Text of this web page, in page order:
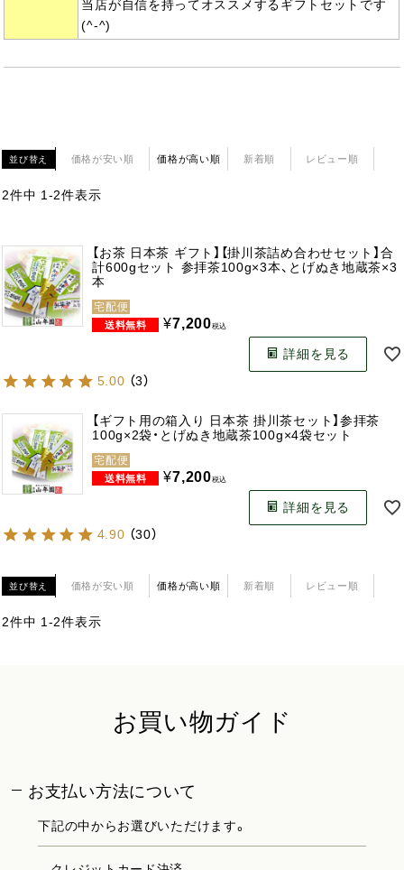
当店が自信を持ってオススメするギフトセットです
(^-^)
並び替え 価格が安い順 価格が高い順 新着順 レビュー順
2件中 1 -2件表示
【お茶 日本茶 ギフト】【掛川茶詰め合わせセット】合
計600gセット 参拝茶100g×3本、とげぬき地蔵茶×3
本
宅配便
¥7,200税込
詳細を見る
5.00 （3）
【ギフト用の箱入り 日本茶 掛川茶セット】参拝茶
100g×2袋・とげぬき地蔵茶100g×4袋セット
宅配便
¥7,200税込
詳細を見る
4.90 （30）
並び替え 価格が安い順 価格が高い順 新着順 レビュー順
2件中 1 -2件表示
お買い物ガイド
お支払い方法について
下記の中からお選びいただけます。